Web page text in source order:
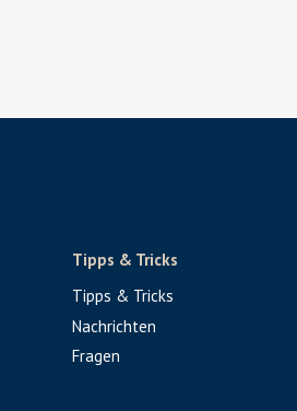
Tipps & Tricks
Tipps & Tricks
Nachrichten
Fragen